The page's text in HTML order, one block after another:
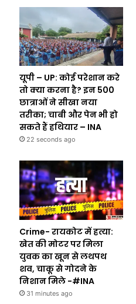
यूपी – UP: कोई परेशान करे
तो क्या करना है? इन 500
छात्राओं ने सीखा नया
तरीका; चाबी और पेन भी हो
सकते हैं हथियार – INA
22 seconds ago
Crime- रायकोट में हत्या:
खेत की मोटर पर मिला
युवक का खून से लथपथ
शव, चाकू से गोदने के
निशान मिले -#INA
31 minutes ago